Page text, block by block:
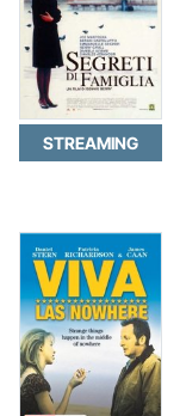
STREAMING